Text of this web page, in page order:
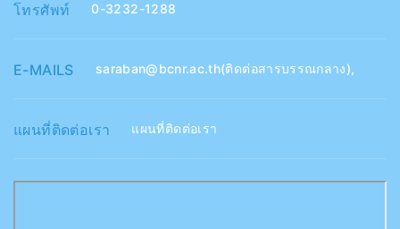
โทรศัพท์ 0-3232-1288
E-MAILS saraban@bcnr.ac.th(ติดต่อสารบรรณกลาง),
แผนที่ติดต่อเรา แผนที่ติดต่อเรา